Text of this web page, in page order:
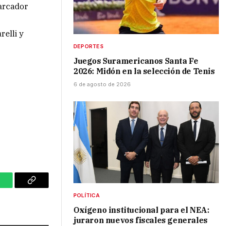
y
Copy
DEPORTES
Juegos Suramericanos Santa Fe
2026: Midón en la selección de Tenis
6 de agosto de 2026
POLÍTICA
Oxígeno institucional para el NEA:
juraron nuevos fiscales generales